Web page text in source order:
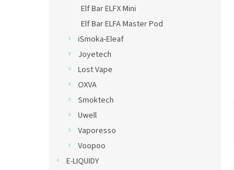
Elf Bar ELFX Mini
Elf Bar ELFA Master Pod
iSmoka-Eleaf
Joyetech
Lost Vape
OXVA
Smoktech
Uwell
Vaporesso
Voopoo
E-LIQUIDY